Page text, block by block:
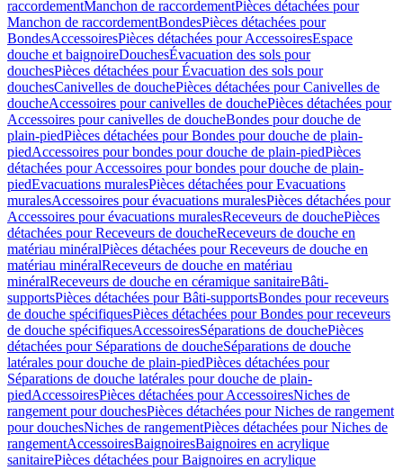
raccordementManchon de raccordementPièces détachées pour
Manchon de raccordementBondesPièces détachées pour
BondesAccessoiresPièces détachées pour AccessoiresEspace
douche et baignoireDouchesÉvacuation des sols pour
douchesPièces détachées pour Évacuation des sols pour
douchesCanivelles de douchePièces détachées pour Canivelles de
doucheAccessoires pour canivelles de douchePièces détachées pour
Accessoires pour canivelles de doucheBondes pour douche de
plain-piedPièces détachées pour Bondes pour douche de plain-
piedAccessoires pour bondes pour douche de plain-piedPièces
détachées pour Accessoires pour bondes pour douche de plain-
piedEvacuations muralesPièces détachées pour Evacuations
muralesAccessoires pour évacuations muralesPièces détachées pour
Accessoires pour évacuations muralesReceveurs de douchePièces
détachées pour Receveurs de doucheReceveurs de douche en
matériau minéralPièces détachées pour Receveurs de douche en
matériau minéralReceveurs de douche en matériau
minéralReceveurs de douche en céramique sanitaireBâti-
supportsPièces détachées pour Bâti-supportsBondes pour receveurs
de douche spécifiquesPièces détachées pour Bondes pour receveurs
de douche spécifiquesAccessoiresSéparations de douchePièces
détachées pour Séparations de doucheSéparations de douche
latérales pour douche de plain-piedPièces détachées pour
Séparations de douche latérales pour douche de plain-
piedAccessoiresPièces détachées pour AccessoiresNiches de
rangement pour douchesPièces détachées pour Niches de rangement
pour douchesNiches de rangementPièces détachées pour Niches de
rangementAccessoiresBaignoiresBaignoires en acrylique
sanitairePièces détachées pour Baignoires en acrylique